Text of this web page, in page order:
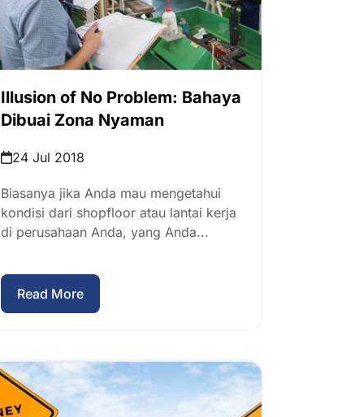
Illusion of No Problem: Bahaya
Dibuai Zona Nyaman
24 Jul 2018
Biasanya jika Anda mau mengetahui
kondisi dari shopfloor atau lantai kerja
di perusahaan Anda, yang Anda...
Read More